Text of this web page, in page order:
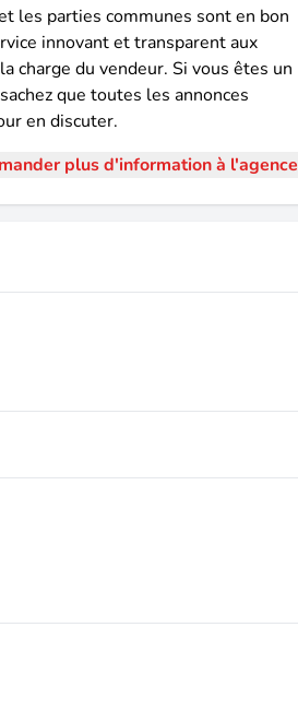
les parties communes sont en bon
innovant et transparent aux
charge du vendeur. Si vous êtes un
que toutes les annonces
en discuter.
plus d'information à l'agence